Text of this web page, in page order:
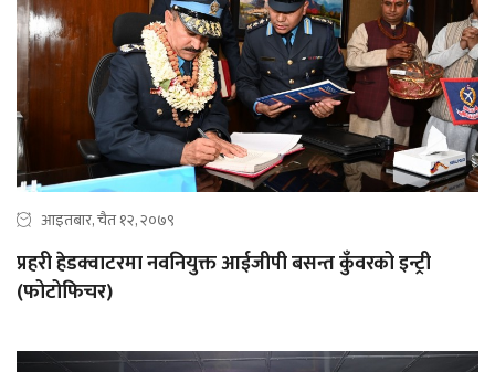
आइतबार, चैत १२, २०७९
प्रहरी हेडक्वाटरमा नवनियुक्त आईजीपी बसन्त कुँवरको इन्ट्री
(फोटोफिचर)